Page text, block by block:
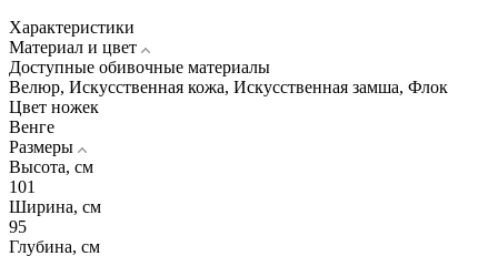
Характеристики
Материал и цвет
Доступные обивочные материалы
Велюр, Искуcственная кожа, Искусственная замша, Флок
Цвет ножек
Венге
Размеры
Высота, см
101
Ширина, см
95
Глубина, см